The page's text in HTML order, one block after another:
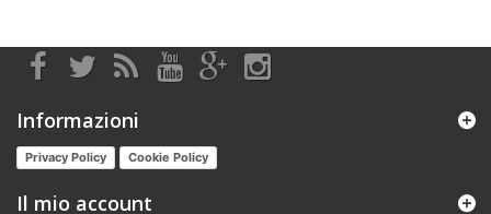
Informazioni
Privacy Policy Cookie Policy
Il mio account